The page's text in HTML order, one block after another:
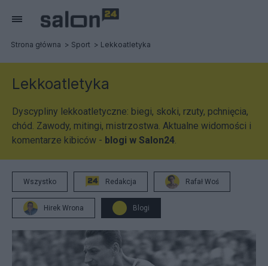
Strona główna Sport Lekkoatletyka
Lekkoatletyka
Dyscypliny lekkoatletyczne: biegi, skoki, rzuty, pchnięcia,
chód. Zawody, mitingi, mistrzostwa. Aktualne widomości i
komentarze kibiców - blogi w Salon24.
Wszystko Redakcja Rafał Woś
Hirek Wrona Blogi